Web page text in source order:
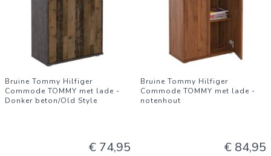
Bruine Tommy Hilfiger
Commode TOMMY met lade -
Donker beton/Old Style
€ 74,95
Bruine Tommy Hilfiger
Commode TOMMY met lade -
notenhout
€ 84,95